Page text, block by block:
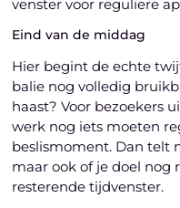
venster voor reguliere
Eind van de middag
Hier begint de echte
balie nog volledig
haast? Voor bezoekers
werk nog iets moeten
beslismoment. Dan telt
maar ook of je doel nog
resterende tijdvenster.